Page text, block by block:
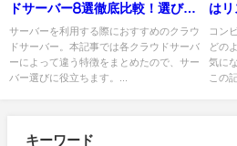
ドサーバー8選徹底比較！選び方
も解説
サーバーを利用する際におすすめのクラウ
ドサーバー。本記事では各クラウドサーバ
ーによって違う特徴をまとめたので、サー
バー選びに役立ちます。...
は
方を
コン
どの
気に
この
キーワード